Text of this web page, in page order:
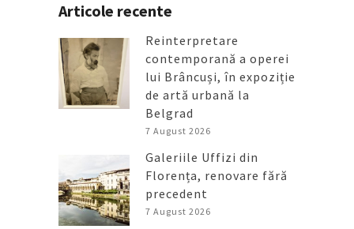
Articole recente
Reinterpretare
contemporană a operei
lui Brâncuși, în expoziție
de artă urbană la
Belgrad
7 August 2026
Galeriile Uffizi din
Florența, renovare fără
precedent
7 August 2026